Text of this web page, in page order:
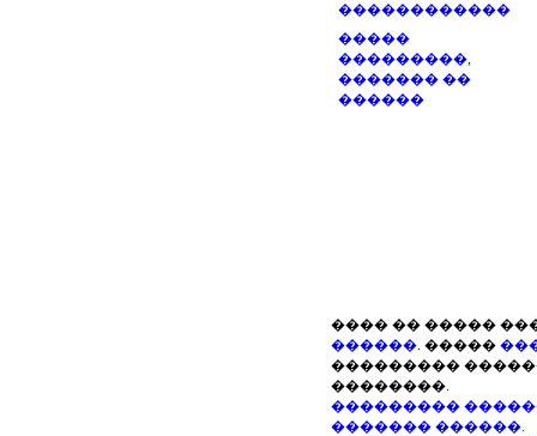
������������
�����
���������,
������� ��
������
���� �� �����
������. �����
���������
��������.
���������
������� ������.